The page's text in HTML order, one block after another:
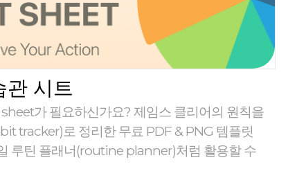
관 시트
가 필요하신가요? 제임스 클리어의 원칙을
tracker)로 정리한 무료 PDF & PNG 템플릿
루틴 플래너(routine planner)처럼 활용할 수